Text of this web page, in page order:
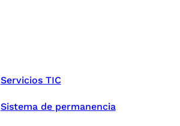
Servicios TIC
Sistema de permanencia